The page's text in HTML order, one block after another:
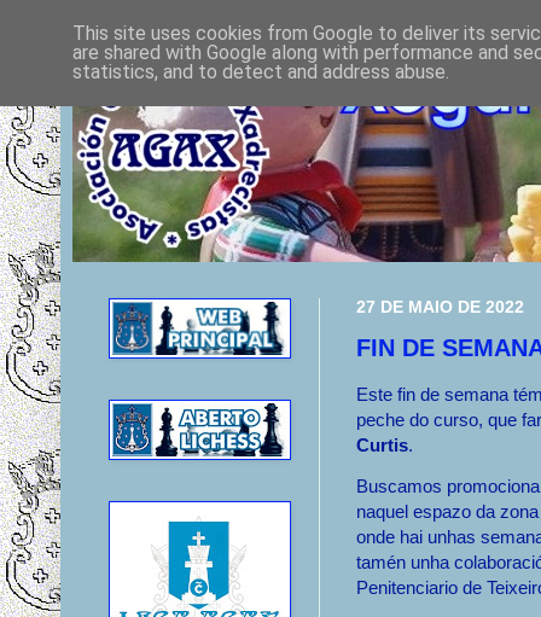
27 DE MAIO DE 2022
FIN DE
Este fin de semana
peche do curso, que
Curtis.
Buscamos
naquel espazo da
onde hai unhas
tamén unha
Penitenciario de
This site uses cookies from Google to deliver its
are shared with Google along with performance and
statistics, and to detect and address abuse.